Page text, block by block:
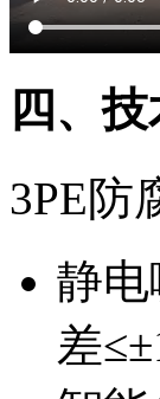
四、
3PE防
静
差